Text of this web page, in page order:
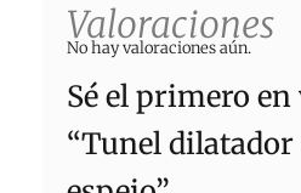
Valoraciones
No hay valoraciones aún.
Sé el primero
“Tunel dilatador